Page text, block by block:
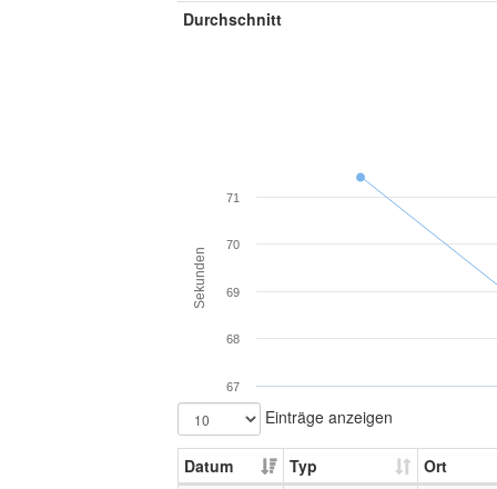
Durchschnitt
Sekunden
67
68
69
70
71
Einträge anzeigen
Datum Typ
Ort